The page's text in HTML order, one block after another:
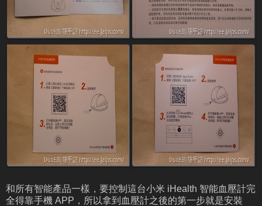
和所有智能產品一樣，要控制這台小米 iHealth 智能血壓計完
全得靠手機 APP，所以拿到血壓計之後的第一步就是安裝